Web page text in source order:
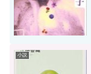
小説